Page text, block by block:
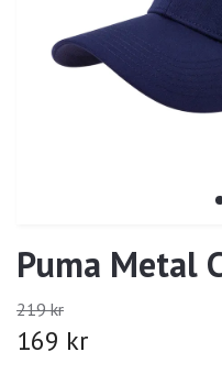
Puma Metal
219 kr
169 kr